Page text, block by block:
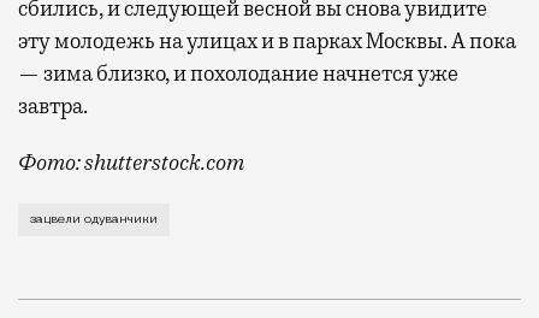
сбились, и следующей весной вы снова увидите
эту молодежь на улицах и в парках Москвы. А пока
— зима близко, и похолодание начнется уже
завтра.
Фото: shutterstock.com
Ничего страшного — просто очень тепло. Ну что
зацвели одуванчики